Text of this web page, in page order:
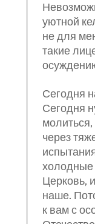
уютной
не для
такие
Сегодня
Сегодня
через
холодные
Церковь,
наше.
к вам с